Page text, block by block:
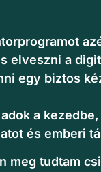
elveszni a
egy biztos
a
és emberi
meg tudtam